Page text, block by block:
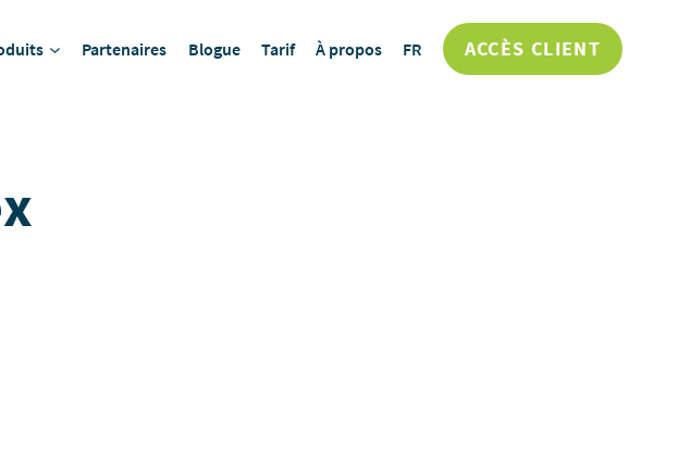
Partenaires Blogue Tarif À propos FR ACCÈS CLIENT